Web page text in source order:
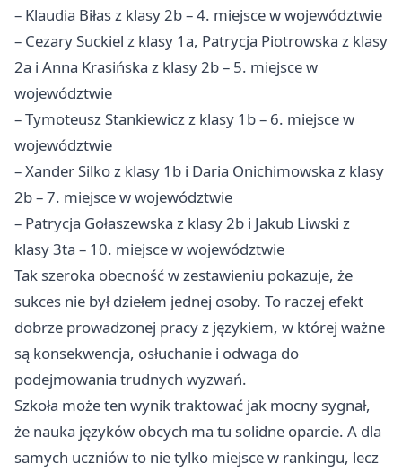
– Klaudia Biłas z klasy 2b – 4. miejsce w województwie
– Cezary Suckiel z klasy 1a, Patrycja Piotrowska z klasy
2a i Anna Krasińska z klasy 2b – 5. miejsce w
województwie
– Tymoteusz Stankiewicz z klasy 1b – 6. miejsce w
województwie
– Xander Silko z klasy 1b i Daria Onichimowska z klasy
2b – 7. miejsce w województwie
– Patrycja Gołaszewska z klasy 2b i Jakub Liwski z
klasy 3ta – 10. miejsce w województwie
Tak szeroka obecność w zestawieniu pokazuje, że
sukces nie był dziełem jednej osoby. To raczej efekt
dobrze prowadzonej pracy z językiem, w której ważne
są konsekwencja, osłuchanie i odwaga do
podejmowania trudnych wyzwań.
Szkoła może ten wynik traktować jak mocny sygnał,
że nauka języków obcych ma tu solidne oparcie. A dla
samych uczniów to nie tylko miejsce w rankingu, lecz